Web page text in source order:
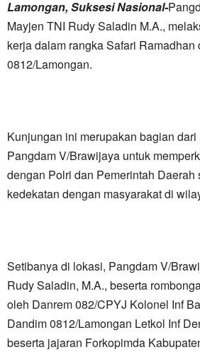
Lamongan, Suksesi Nasional-
Mayjen TNI Rudy Saladin M.A.,
kerja dalam rangka Safari Ramadhan
0812/Lamongan.
Kunjungan ini merupakan bagian
Pangdam V/Brawijaya untuk
dengan Polri dan Pemerintah Daerah
kedekatan dengan masyarakat di
​Setibanya di lokasi, Pangdam V/
Rudy Saladin, M.A., beserta
oleh Danrem 082/CPYJ Kolonel Inf
Dandim 0812/Lamongan Letkol Inf
beserta jajaran Forkopimda